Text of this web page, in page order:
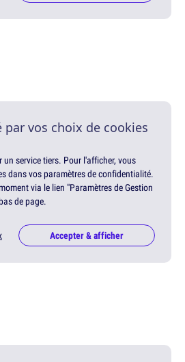
par vos choix de cookies
service tiers. Pour l'afficher, vous
dans vos paramètres de confidentialité.
via le lien "Paramètres de Gestion
de page.
Accepter & afficher